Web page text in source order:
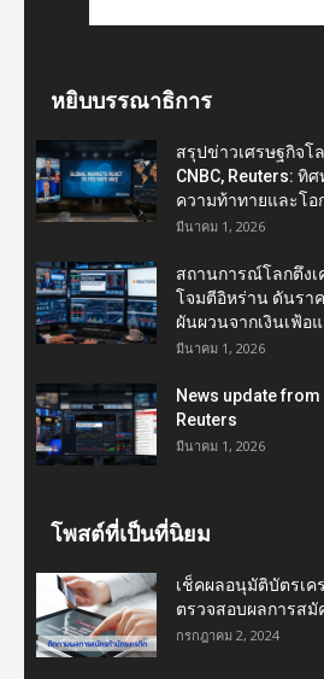
หยิบบรรณาธิการ
สรุปข่าวเศรษฐกิจโ
CNBC, Reuters: ทิ
ความท้าทายและโอ
มีนาคม 1, 2026
สถานการณ์โลกตึงเ
โจมตีอิหร่าน ดันรา
ผันผวนจากเงินเฟ้อแ
มีนาคม 1, 2026
News update
Reuters
มีนาคม 1, 2026
โพสต์ที่เป็นที่นิยม
เช็คผลอนุมัติบัตรเค
ตรวจสอบผลการสมั
กรกฎาคม 2, 2024